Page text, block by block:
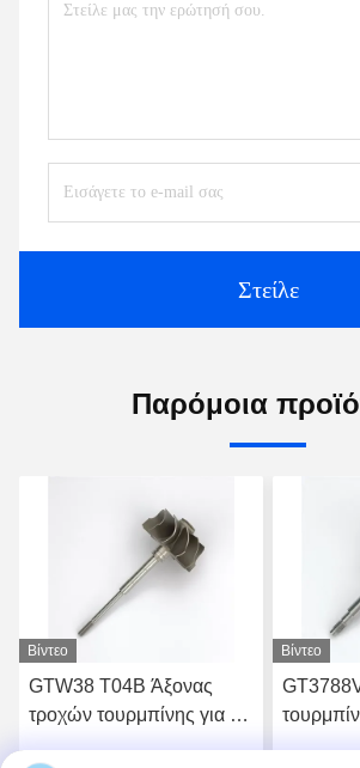
Στείλε
Παρόμοια
Βίντεο
GTW38 T04B Άξονας
τροχών τουρμπίνης για τα
Βίντεο